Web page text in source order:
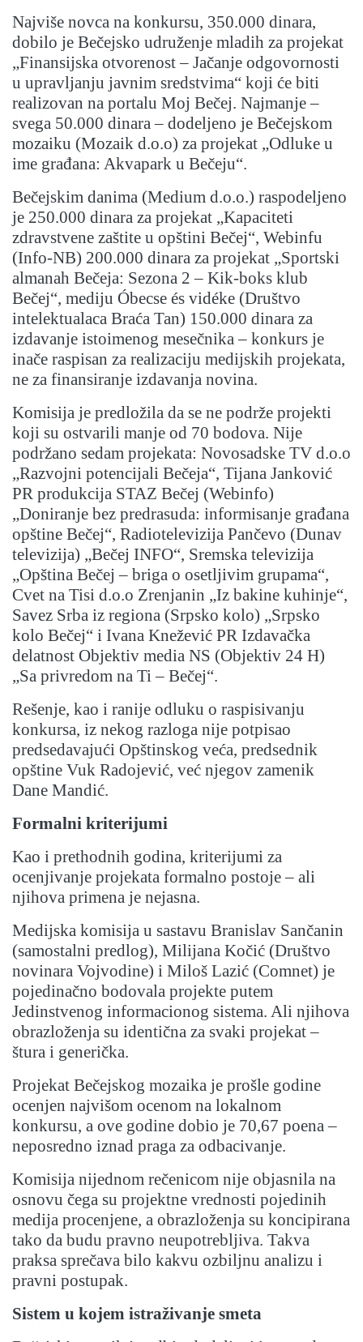
Najviše novca na konkursu, 350.000 dinara,
dobilo je Bečejsko udruženje mladih za projekat
„Finansijska otvorenost – Jačanje odgovornosti
u upravljanju javnim sredstvima“ koji će biti
realizovan na portalu Moj Bečej. Najmanje –
svega 50.000 dinara – dodeljeno je Bečejskom
mozaiku (Mozaik d.o.o) za projekat „Odluke u
ime građana: Akvapark u Bečeju“.
Bečejskim danima (Medium d.o.o.) raspodeljeno
je 250.000 dinara za projekat „Kapaciteti
zdravstvene zaštite u opštini Bečej“, Webinfu
(Info-NB) 200.000 dinara za projekat „Sportski
almanah Bečeja: Sezona 2 – Kik-boks klub
Bečej“, mediju Óbecse és vidéke (Društvo
intelektualaca Braća Tan) 150.000 dinara za
izdavanje istoimenog mesečnika – konkurs je
inače raspisan za realizaciju medijskih projekata,
ne za finansiranje izdavanja novina.
Komisija je predložila da se ne podrže projekti
koji su ostvarili manje od 70 bodova. Nije
podržano sedam projekata: Novosadske TV d.o.o
„Razvojni potencijali Bečeja“, Tijana Janković
PR produkcija STAZ Bečej (Webinfo)
„Doniranje bez predrasuda: informisanje građana
opštine Bečej“, Radiotelevizija Pančevo (Dunav
televizija) „Bečej INFO“, Sremska televizija
„Opština Bečej – briga o osetljivim grupama“,
Cvet na Tisi d.o.o Zrenjanin „Iz bakine kuhinje“,
Savez Srba iz regiona (Srpsko kolo) „Srpsko
kolo Bečej“ i Ivana Knežević PR Izdavačka
delatnost Objektiv media NS (Objektiv 24 H)
„Sa privredom na Ti – Bečej“.
Rešenje, kao i ranije odluku o raspisivanju
konkursa, iz nekog razloga nije potpisao
predsedavajući Opštinskog veća, predsednik
opštine Vuk Radojević, već njegov zamenik
Dane Mandić.
Formalni kriterijumi
Kao i prethodnih godina, kriterijumi za
ocenjivanje projekata formalno postoje – ali
njihova primena je nejasna.
Medijska komisija u sastavu Branislav Sančanin
(samostalni predlog), Milijana Kočić (Društvo
novinara Vojvodine) i Miloš Lazić (Comnet) je
pojedinačno bodovala projekte putem
Jedinstvenog informacionog sistema. Ali njihova
obrazloženja su identična za svaki projekat –
štura i generička.
Projekat Bečejskog mozaika je prošle godine
ocenjen najvišom ocenom na lokalnom
konkursu, a ove godine dobio je 70,67 poena –
neposredno iznad praga za odbacivanje.
Komisija nijednom rečenicom nije objasnila na
osnovu čega su projektne vrednosti pojedinih
medija procenjene, a obrazloženja su koncipirana
tako da budu pravno neupotrebljiva. Takva
praksa sprečava bilo kakvu ozbiljnu analizu i
pravni postupak.
Sistem u kojem istraživanje smeta